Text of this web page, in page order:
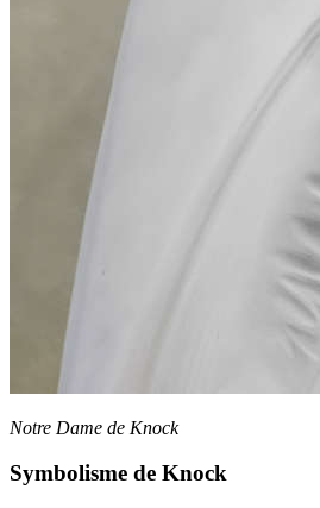
Notre Dame de Knock
Symbolisme de Knock